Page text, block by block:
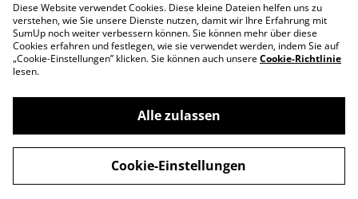
Datenschutz
Cookie-Richtlinie
Kontaktiere uns
©2026MetaGames
powered by
Diese Website verwendet Cookies. Diese kleine Dateien helfen uns zu
verstehen, wie Sie unsere Dienste nutzen, damit wir Ihre Erfahrung mit
SumUp noch weiter verbessern können. Sie können mehr über diese
Cookies erfahren und festlegen, wie sie verwendet werden, indem Sie auf
„Cookie-Einstellungen” klicken. Sie können auch unsereCookie-Richtlinie
lesen.
Alle zulassen
Cookie-Einstellungen